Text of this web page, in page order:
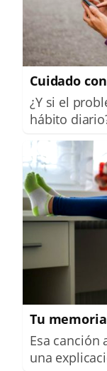
Cuidado
¿Y si el
hábito
Tu
Esa canción
una